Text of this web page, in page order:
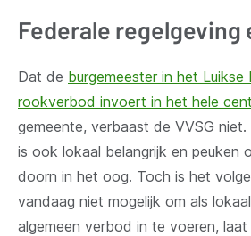
Federale
Dat de burgemeester in het Luikse
rookverbod invoert in het hele
gemeente, verbaast de VVSG
is ook lokaal belangrijk en peuken
doorn in het oog. Toch is het
vandaag niet mogelijk om als
algemeen verbod in te voeren,